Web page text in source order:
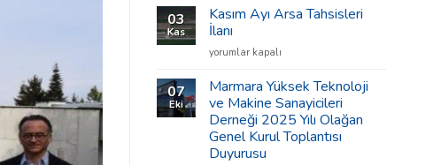
Ön
Tahsis
İlanı
için
03
Kas
Kasım Ayı Arsa Tahsisleri
İlanı
Kasım
Arsa
Tahsisleri
İlanı
için
yorumlar kapalı
07
Eki
Marmara Yüksek Teknoloji
ve Makine Sanayicileri
Derneği 2025 Yılı Olağan
Genel Kurul Toplantısı
Duyurusu